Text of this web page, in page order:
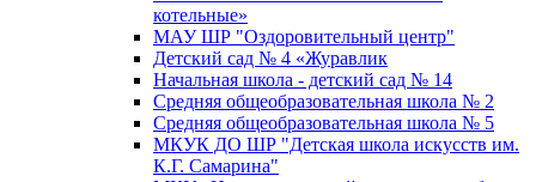
котельные»
МАУ ШР "Оздоровительный центр"
Детский сад № 4 «Журавлик
Начальная школа - детский сад № 14
Средняя общеобразовательная школа № 2
Средняя общеобразовательная школа № 5
МКУК ДО ШР "Детская школа искусств им.
К.Г. Самарина"